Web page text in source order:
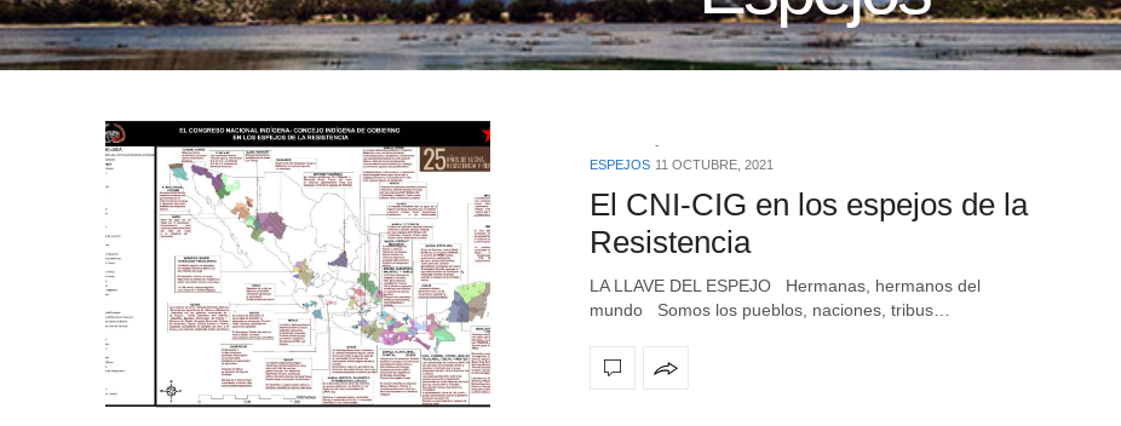
ESPEJOS 11 OCTUBRE, 2021
El CNI-CIG en los espejos de la
Resistencia
LA LLAVE DEL ESPEJO Hermanas, hermanos del
mundo Somos los pueblos, naciones, tribus…